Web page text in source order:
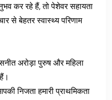
कर रहे हैं, तो पेशेवर सहायता
से बेहतर स्वास्थ्य परिणाम
अरोड़ा पुरुष और महिला
निजता हमारी प्राथमिकता